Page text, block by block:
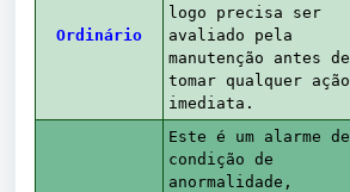
Ordinário
logo precisa ser
avaliado pela
manutenção antes de
tomar qualquer ação
imediata.
Este é um alarme de
condição de
anormalidade,